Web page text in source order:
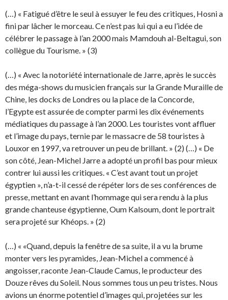
(…) « Fatigué d’être le seul à essuyer le feu des critiques, Hosni a
fini par lâcher le morceau. Ce n’est pas lui qui a eu l’idée de
célébrer le passage à l’an 2000 mais Mamdouh al-Beltagui, son
collègue du Tourisme. » (3)
(…) « Avec la notoriété internationale de Jarre, après le succès
des méga-shows du musicien français sur la Grande Muraille de
Chine, les docks de Londres ou la place de la Concorde,
l’Egypte est assurée de compter parmi les dix événements
médiatiques du passage à l’an 2000. Les touristes vont affluer
et l’image du pays, ternie par le massacre de 58 touristes à
Louxor en 1997, va retrouver un peu de brillant. » (2) (…) « De
son côté, Jean-Michel Jarre a adopté un profil bas pour mieux
contrer lui aussi les critiques. « C’est avant tout un projet
égyptien », n’a-t-il cessé de répéter lors de ses conférences de
presse, mettant en avant l’hommage qui sera rendu à la plus
grande chanteuse égyptienne, Oum Kalsoum, dont le portrait
sera projeté sur Khéops. » (2)
(…) « «Quand, depuis la fenêtre de sa suite, il a vu la brume
monter vers les pyramides, Jean-Michel a commencé à
angoisser, raconte Jean-Claude Camus, le producteur des
Douze rêves du Soleil. Nous sommes tous un peu tristes. Nous
avions un énorme potentiel d’images qui, projetées sur les